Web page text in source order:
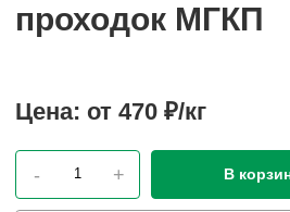
проходок МГКП
Цена: от 470 ₽/кг
- + В